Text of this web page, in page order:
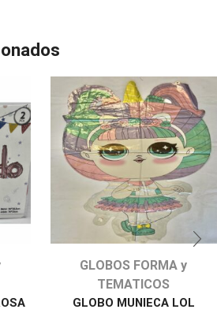
GLOBOS FORMA y
TEMATICOS
GLOBO MUNIECA LOL